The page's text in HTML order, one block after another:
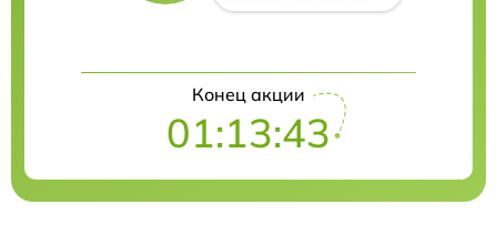
Конец акции
01:13:42